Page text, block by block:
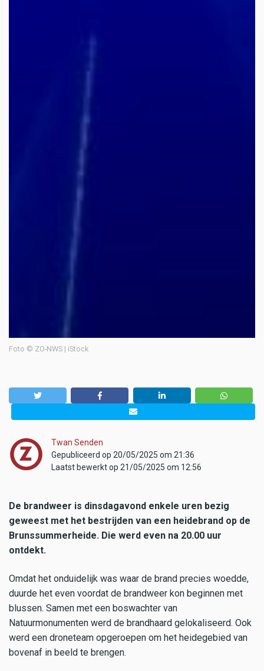
Foto © ZO-NWS | iStock
Twan Senden
Gepubliceerd op 20/05/2025 om 21:36
Laatst bewerkt op 21/05/2025 om 12:56
De brandweer is dinsdagavond enkele uren bezig
geweest met het bestrijden van een heidebrand op de
Brunssummerheide. Die werd even na 20.00 uur
ontdekt.
Omdat het onduidelijk was waar de brand precies woedde,
duurde het even voordat de brandweer kon beginnen met
blussen. Samen met een boswachter van
Natuurmonumenten werd de brandhaard gelokaliseerd. Ook
werd een droneteam opgeroepen om het heidegebied van
bovenaf in beeld te brengen.